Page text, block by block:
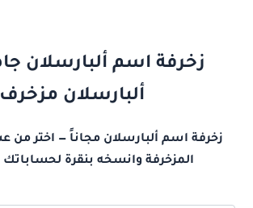
زخرفة اسم ألبارسلان
ألبارسلان مزخرف
زخرفة اسم ألبارسلان مجاناً — اختر من
المزخرفة وانسخه بنقرة لحساباتك